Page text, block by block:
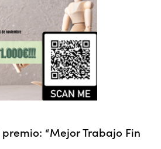
“Mejor Trabajo Fin